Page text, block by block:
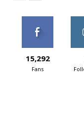
15,292
Fans